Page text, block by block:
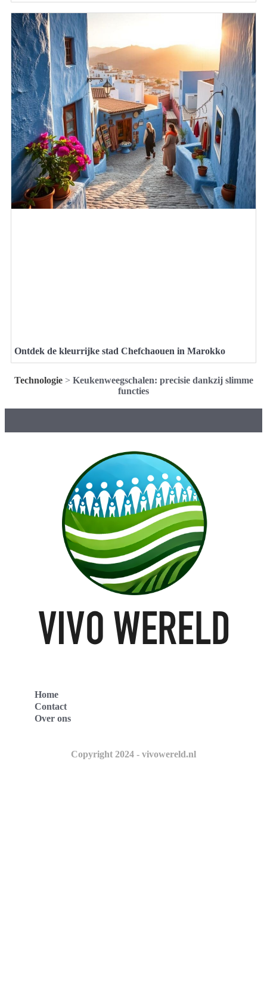
Ontdek de kleurrijke stad Chefchaouen in Marokko
Technologie> Keukenweegschalen: precisie dankzij slimme
functies
Home
Contact
Over ons
Copyright 2024 - vivowereld.nl